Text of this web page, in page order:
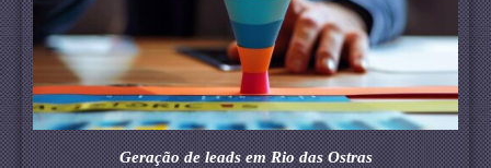
Geração de leads em Rio das Ostras